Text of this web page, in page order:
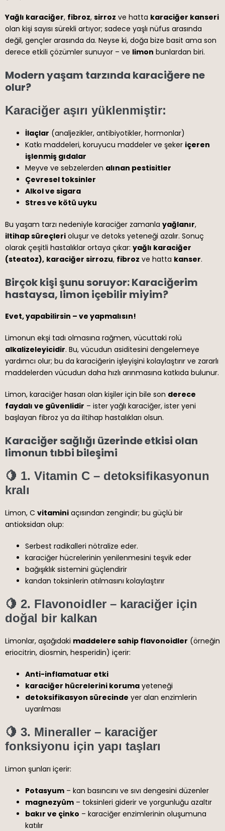
Yağlı karaciğer, fibroz, sirroz ve hatta karaciğer kanseri
olan kişi sayısı sürekli artıyor; sadece yaşlı nüfus arasında
değil, gençler arasında da. Neyse ki, doğa bize basit ama son
derece etkili çözümler sunuyor – ve limon bunlardan biri.
Modern yaşam tarzında karaciğere ne
olur?
Karaciğer aşırı yüklenmiştir:
İlaçlar (analjezikler, antibiyotikler, hormonlar)
Katkı maddeleri, koruyucu maddeler ve şeker içeren
işlenmiş gıdalar
Meyve ve sebzelerden alınan pestisitler
Çevresel toksinler
Alkol ve sigara
Stres ve kötü uyku
Bu yaşam tarzı nedeniyle karaciğer zamanla yağlanır,
iltihap süreçleri oluşur ve detoks yeteneği azalır. Sonuç
olarak çeşitli hastalıklar ortaya çıkar: yağlı karaciğer
(steatoz), karaciğer sirrozu, fibroz ve hatta kanser.
Birçok kişi şunu soruyor: Karaciğerim
hastaysa, limon içebilir miyim?
Evet, yapabilirsin – ve yapmalısın!
Limonun ekşi tadı olmasına rağmen, vücuttaki rolü
alkalizeleyicidir. Bu, vücudun asiditesini dengelemeye
yardımcı olur; bu da karaciğerin işleyişini kolaylaştırır ve zararlı
maddelerden vücudun daha hızlı arınmasına katkıda bulunur.
Limon, karaciğer hasarı olan kişiler için bile son derece
faydalı ve güvenlidir – ister yağlı karaciğer, ister yeni
başlayan fibroz ya da iltihap hastalıkları olsun.
Karaciğer sağlığı üzerinde etkisi olan
limonun tıbbi bileşimi
🍋 1. Vitamin C – detoksifikasyonun
kralı
Limon, C vitamini açısından zengindir; bu güçlü bir
antioksidan olup:
Serbest radikalleri nötralize eder.
karaciğer hücrelerinin yenilenmesini teşvik eder
bağışıklık sistemini güçlendirir
kandan toksinlerin atılmasını kolaylaştırır
🍋 2. Flavonoidler – karaciğer için
doğal bir kalkan
Limonlar, aşağıdaki maddelere sahip flavonoidler (örneğin
eriocitrin, diosmin, hesperidin) içerir:
Anti-inflamatuar etki
karaciğer hücrelerini koruma yeteneği
detoksifikasyon sürecinde yer alan enzimlerin
uyarılması
🍋 3. Mineraller – karaciğer
fonksiyonu için yapı taşları
Limon şunları içerir:
Potasyum – kan basıncını ve sıvı dengesini düzenler
magnezyûm – toksinleri giderir ve yorgunluğu azaltır
bakır ve çinko – karaciğer enzimlerinin oluşumuna
katılır